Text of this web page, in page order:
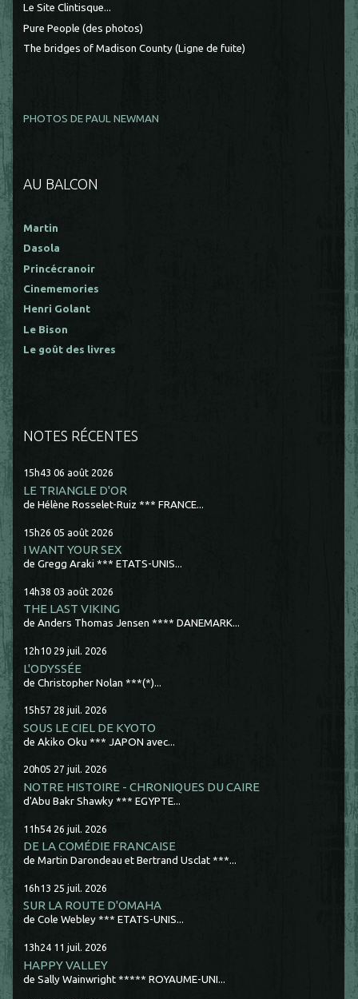
Le Site Clintisque...
Pure People (des photos)
The bridges of Madison County (Ligne de fuite)
PHOTOS DE PAUL NEWMAN
AU BALCON
Martin
Dasola
Princécranoir
Cinememories
Henri Golant
Le Bison
Le goût des livres
NOTES RÉCENTES
15h43 06 août 2026
LE TRIANGLE D'OR
de Hélène Rosselet-Ruiz *** FRANCE...
15h26 05 août 2026
I WANT YOUR SEX
de Gregg Araki *** ETATS-UNIS...
14h38 03 août 2026
THE LAST VIKING
de Anders Thomas Jensen **** DANEMARK...
12h10 29 juil. 2026
L'ODYSSÉE
de Christopher Nolan ***(*)...
15h57 28 juil. 2026
SOUS LE CIEL DE KYOTO
de Akiko Oku *** JAPON avec...
20h05 27 juil. 2026
NOTRE HISTOIRE - CHRONIQUES DU CAIRE
d'Abu Bakr Shawky *** EGYPTE...
11h54 26 juil. 2026
DE LA COMÉDIE FRANCAISE
de Martin Darondeau et Bertrand Usclat ***...
16h13 25 juil. 2026
SUR LA ROUTE D'OMAHA
de Cole Webley *** ETATS-UNIS...
13h24 11 juil. 2026
HAPPY VALLEY
de Sally Wainwright ***** ROYAUME-UNI...